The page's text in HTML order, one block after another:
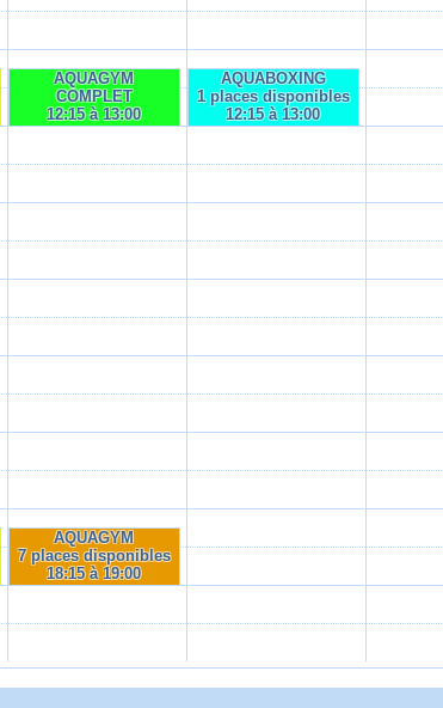
AQUAGYM
COMPLET
12:15 à 13:00
AQUAGYM
7 places disponibles
18:15 à 19:00
AQUABOXING
1 places disponibles
12:15 à 13:00